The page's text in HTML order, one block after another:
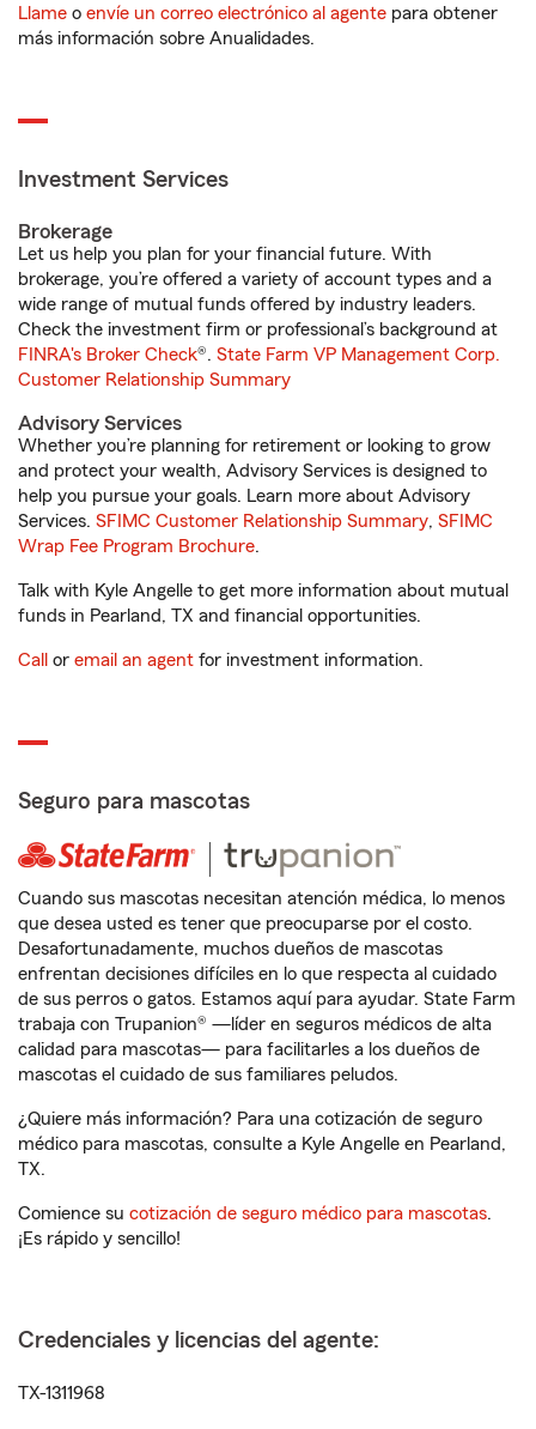
Llame o envíe un correo electrónico al agente para obtener
más información sobre Anualidades.
Investment Services
Brokerage
Let us help you plan for your financial future. With
brokerage, you’re offered a variety of account types and a
wide range of mutual funds offered by industry leaders.
Check the investment firm or professional’s background at
FINRA's Broker Check®. State Farm VP Management Corp.
Customer Relationship Summary
Advisory Services
Whether you’re planning for retirement or looking to grow
and protect your wealth, Advisory Services is designed to
help you pursue your goals. Learn more about Advisory
Services. SFIMC Customer Relationship Summary, SFIMC
Wrap Fee Program Brochure.
Talk with Kyle Angelle to get more information about mutual
funds in Pearland, TX and financial opportunities.
Call or email an agent for investment information.
Seguro para mascotas
Cuando sus mascotas necesitan atención médica, lo menos
que desea usted es tener que preocuparse por el costo.
Desafortunadamente, muchos dueños de mascotas
enfrentan decisiones difíciles en lo que respecta al cuidado
de sus perros o gatos. Estamos aquí para ayudar. State Farm
trabaja con Trupanion® —líder en seguros médicos de alta
calidad para mascotas— para facilitarles a los dueños de
mascotas el cuidado de sus familiares peludos.
¿Quiere más información? Para una cotización de seguro
médico para mascotas, consulte a Kyle Angelle en Pearland,
TX.
Comience su cotización de seguro médico para mascotas.
¡Es rápido y sencillo!
Credenciales y licencias del agente:
TX-1311968